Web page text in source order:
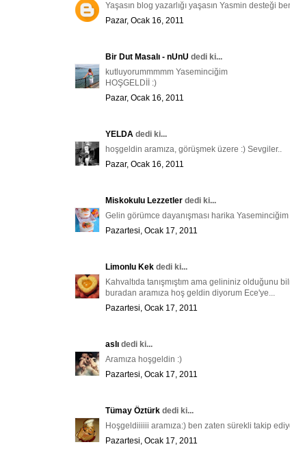
Yaşasın blog yazarlığı yaşasın Yasmin desteği
Pazar, Ocak 16, 2011
Bir Dut Masalı - nUnU dedi ki...
kutluyorummmmm Yaseminciğim
HOŞGELDİİ :)
Pazar, Ocak 16, 2011
YELDA dedi ki...
hoşgeldin aramıza, görüşmek üzere :) Sevgiler..
Pazar, Ocak 16, 2011
Miskokulu Lezzetler dedi ki...
Gelin görümce dayanışması harika Yaseminciğim
Pazartesi, Ocak 17, 2011
Limonlu Kek dedi ki...
Kahvaltıda tanışmıştım ama gelininiz olduğunu
buradan aramıza hoş geldin diyorum Ece'ye...
Pazartesi, Ocak 17, 2011
aslı dedi ki...
Aramıza hoşgeldin :)
Pazartesi, Ocak 17, 2011
Tümay Öztürk dedi ki...
Hoşgeldiiiiii aramıza:) ben zaten sürekli takip
Pazartesi, Ocak 17, 2011